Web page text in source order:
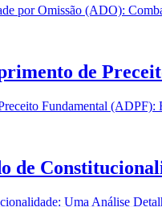
por Omissão (ADO):
de
Fundamental
de
Uma Análise